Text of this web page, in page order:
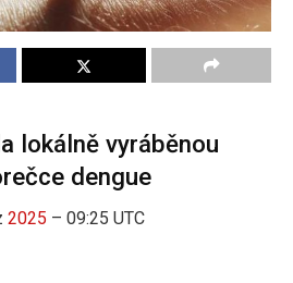
lokálně vyráběnou
dengue
2025 – 09:25 UTC